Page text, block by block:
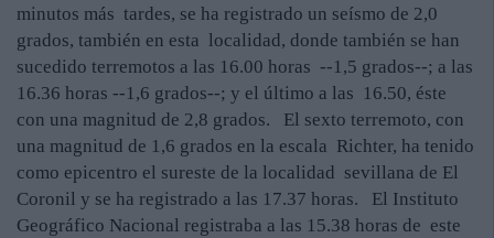
minutos más tardes, se ha registrado un seísmo de 2,0
grados, también en esta localidad, donde también se han
sucedido terremotos a las 16.00 horas --1,5 grados--; a las
16.36 horas --1,6 grados--; y el último a las 16.50, éste
con una magnitud de 2,8 grados. El sexto terremoto, con
una magnitud de 1,6 grados en la escala Richter, ha tenido
como epicentro el sureste de la localidad sevillana de El
Coronil y se ha registrado a las 17.37 horas. El Instituto
Geográfico Nacional registraba a las 15.38 horas de este